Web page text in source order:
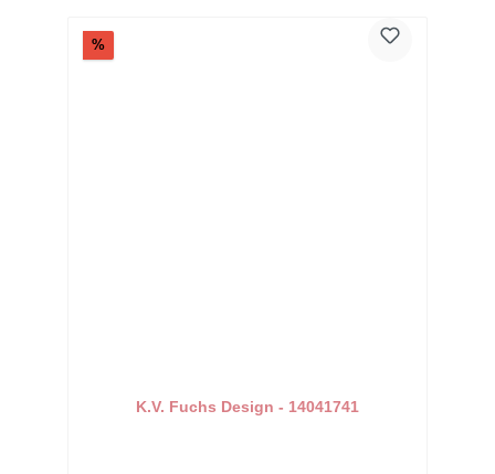
%Rabatt
K.V. Fuchs Design - 14041741